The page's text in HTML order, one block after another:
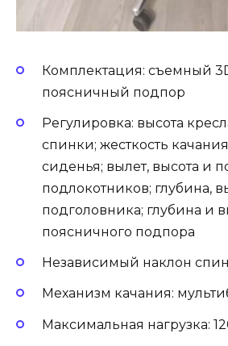
Комплектация: съемный
поясничный подпор
Регулировка: высота
спинки; жесткость
сиденья; вылет, высота и
подлокотников; глубина,
подголовника; глубина и
поясничного подпора
Независимый наклон
Механизм качания:
Максимальная нагрузка: